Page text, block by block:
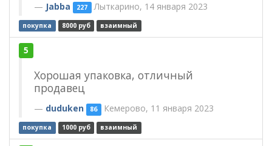
Jabba 227 Лыткарино, 14 января 2023
покупка 8000 руб взаимный
5
Хорошая упаковка, отличный
продавец
duduken 86 Кемерово, 11 января 2023
покупка 1000 руб взаимный